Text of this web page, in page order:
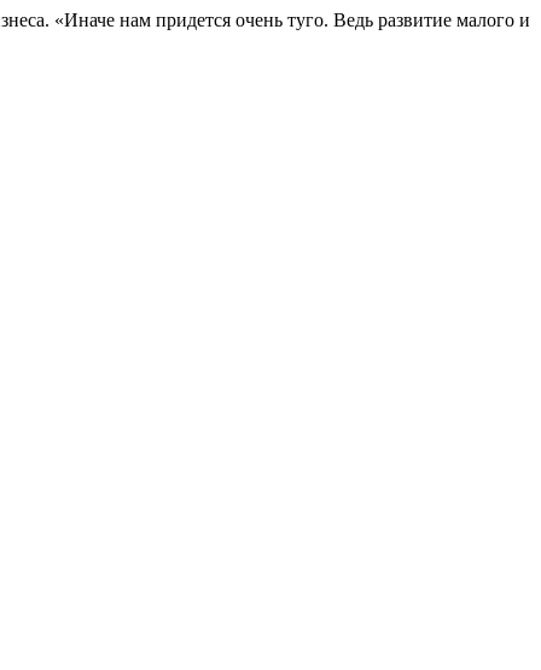
«Иначе нам придется очень туго. Ведь развитие малого и